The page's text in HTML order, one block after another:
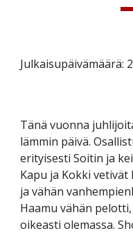
Julkaisupäivämäärä:
Tänä vuonna
lämmin päivä.
erityisesti Soitin ja
Kapu ja Kokki
ja vähän
Haamu vähän
oikeasti olemassa.